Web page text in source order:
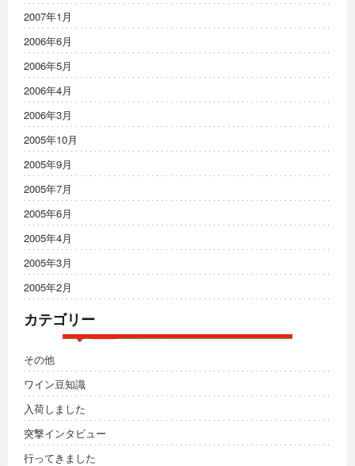
2007年1月
2006年6月
2006年5月
2006年4月
2006年3月
2005年10月
2005年9月
2005年7月
2005年6月
2005年4月
2005年3月
2005年2月
カテゴリー
その他
ワイン豆知識
入荷しました
突撃インタビュー
行ってきました